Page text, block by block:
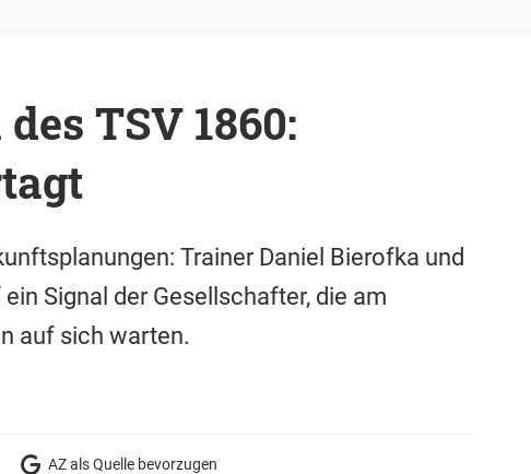
TSV 1860:
Trainer Daniel Bierofka und
Signal der Gesellschafter, die am
auf sich warten.
AZ als Quelle bevorzugen